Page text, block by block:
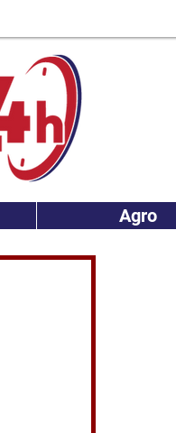
Agro